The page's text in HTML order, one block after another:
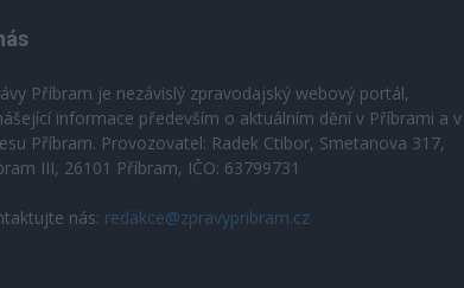
Příbram je nezávislý zpravodajský webový portál,
informace především o aktuálním dění v Příbrami a v
Příbram. Provozovatel: Radek Ctibor, Smetanova 317,
III, 26101 Příbram, IČO: 63799731
nás: redakce@zpravypribram.cz